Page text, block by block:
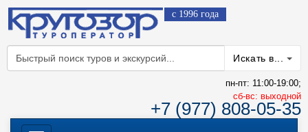
с 1996 года
Искать в...
пн-пт: 11:00-19:00;
cб-вс: выходной
+7 (977) 808-05-35